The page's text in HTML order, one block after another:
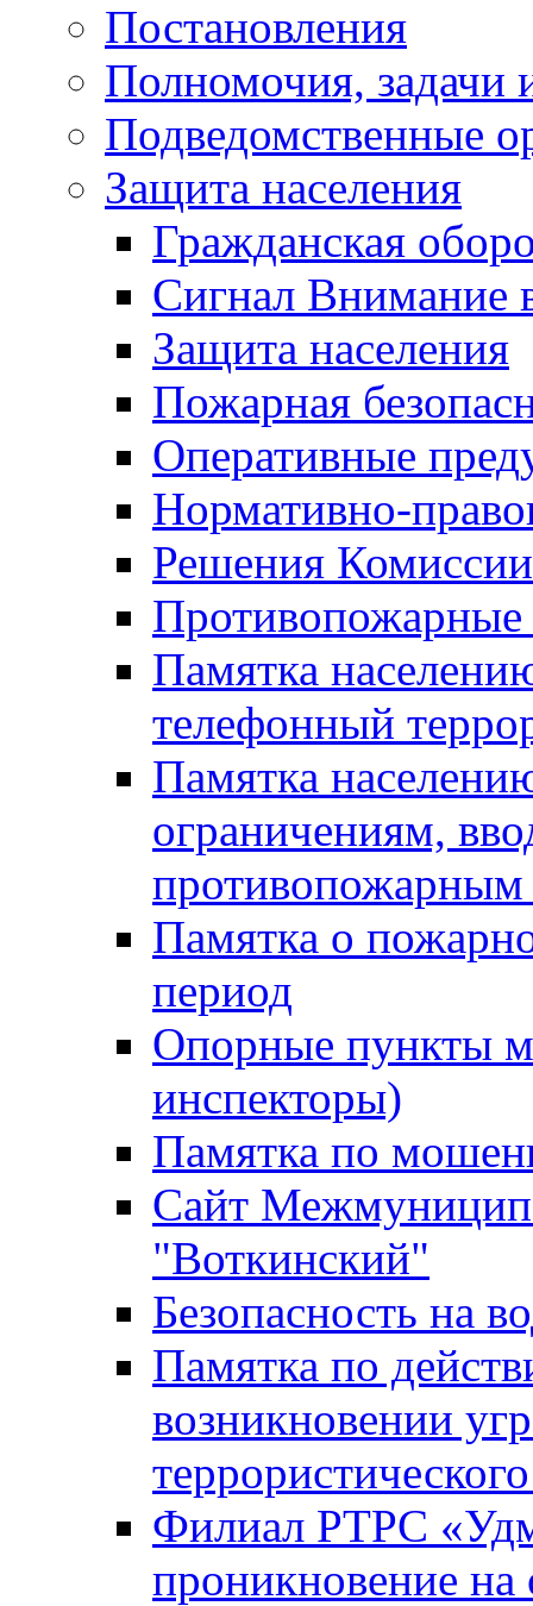
Постановления
Полномочия, задачи
Подведомственные
Защита населения
Гражданская
Сигнал Внимание
Защита населения
Пожарная
Оперативные
Нормативно-
Решения
Противопожарные
Памятка
телефонный
Памятка
ограничениям,
Памятка о
период
Опорные пункты
инспекторы)
Памятка по
Сайт
"Воткинский"
Безопасность на
Памятка по
возникновении
Филиал РТРС
проникновение на